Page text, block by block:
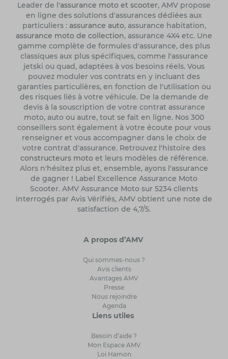
Leader de l'assurance moto et scooter, AMV propose
en ligne des solutions d'assurances dédiées aux
particuliers : assurance auto, assurance habitation,
assurance moto de collection, assurance 4X4 etc. Une
gamme complète de formules d'assurance, des plus
classiques aux plus spécifiques, comme l'assurance
jetski ou quad, adaptées à vos besoins réels. Vous
pouvez moduler vos contrats en y incluant des
garanties particulières, en fonction de l'utilisation ou
des risques liés à votre véhicule. De la demande de
devis à la souscription de votre contrat assurance
moto, auto ou autre, tout se fait en ligne. Nos 300
conseillers sont également à votre écoute pour vous
renseigner et vous accompagner dans le choix de
votre contrat d'assurance. Retrouvez l'histoire des
constructeurs motoet leurs modèles de référence.
Alors n'hésitez plus et, ensemble, ayons l'assurance
de gagner ! Label Excellence Assurance Moto
Scooter. AMV Assurance Moto sur 5234 clients
interrogés par Avis Vérifiés, AMV obtient une note de
satisfaction de 4,7/5.
A propos d’AMV
Qui sommes-nous ?
Avis clients
Avantages AMV
Presse
Nous rejoindre
Agenda
Liens utiles
Besoin d’aide ?
Mon Espace AMV
Loi Hamon